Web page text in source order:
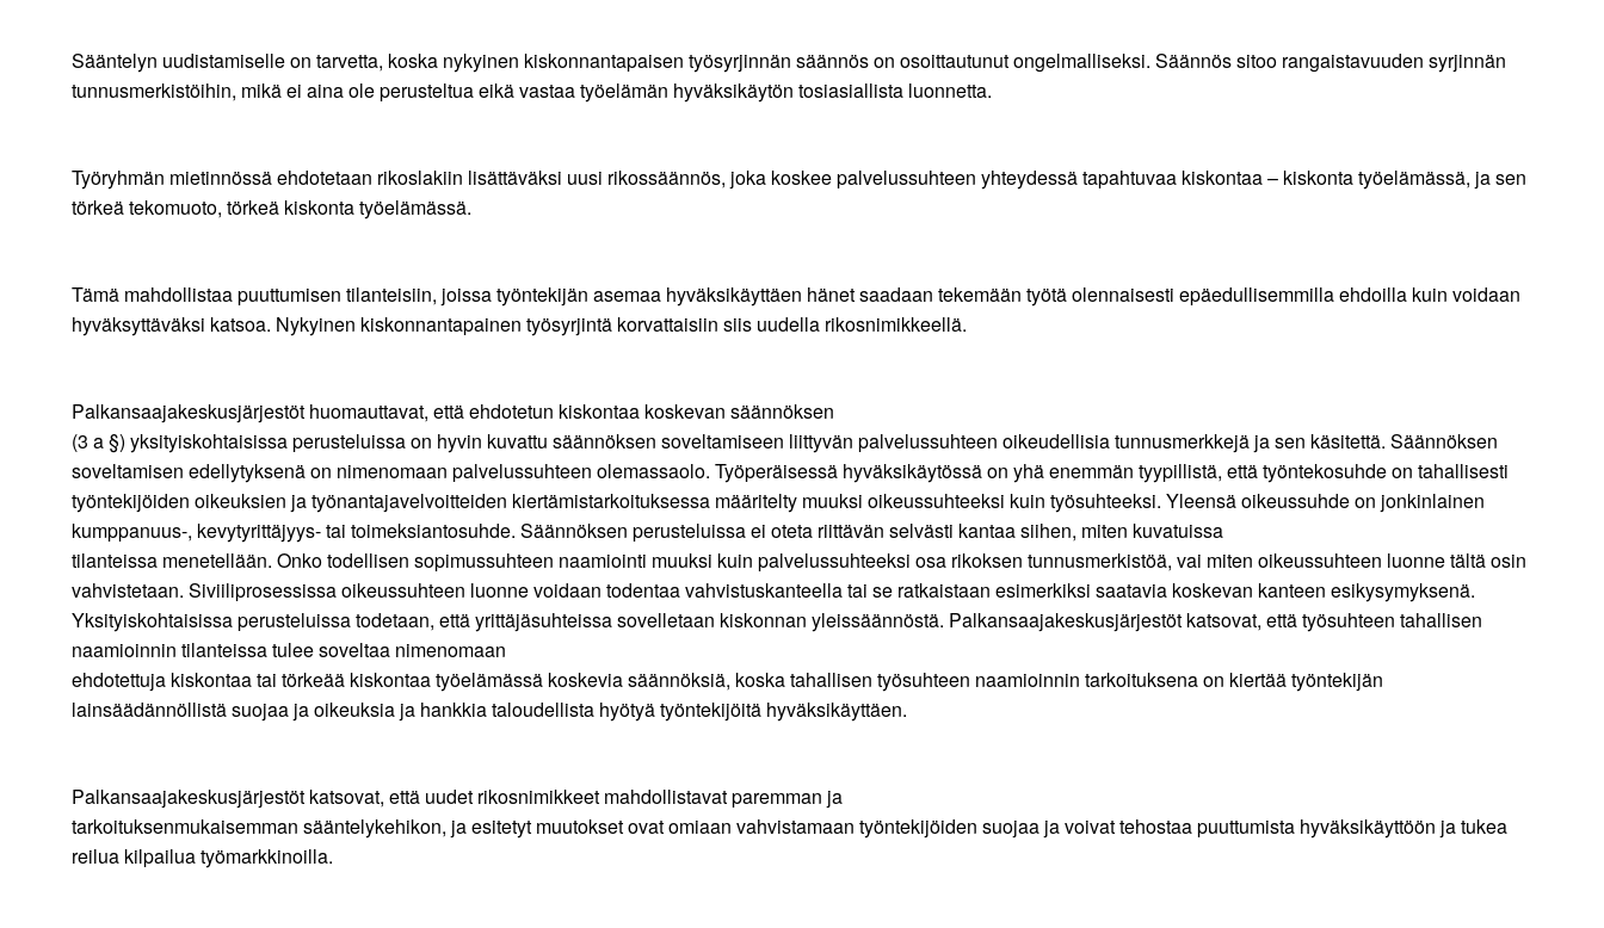
Sääntelyn uudistamiselle on tarvetta, koska nykyinen kiskonnantapaisen työsyrjinnän säännös on osoittautunut ongelmalliseksi. Säännös sitoo rangaistavuuden syrjinnän
tunnusmerkistöihin, mikä ei aina ole perusteltua eikä vastaa työelämän hyväksikäytön tosiasiallista luonnetta.
Työryhmän mietinnössä ehdotetaan rikoslakiin lisättäväksi uusi rikossäännös, joka koskee palvelussuhteen yhteydessä tapahtuvaa kiskontaa – kiskonta työelämässä, ja sen
törkeä tekomuoto, törkeä kiskonta työelämässä.
Tämä mahdollistaa puuttumisen tilanteisiin, joissa työntekijän asemaa hyväksikäyttäen hänet saadaan tekemään työtä olennaisesti epäedullisemmilla ehdoilla kuin voidaan
hyväksyttäväksi katsoa. Nykyinen kiskonnantapainen työsyrjintä korvattaisiin siis uudella rikosnimikkeellä.
Palkansaajakeskusjärjestöt huomauttavat, että ehdotetun kiskontaa koskevan säännöksen
(3 a §) yksityiskohtaisissa perusteluissa on hyvin kuvattu säännöksen soveltamiseen liittyvän palvelussuhteen oikeudellisia tunnusmerkkejä ja sen käsitettä. Säännöksen
soveltamisen edellytyksenä on nimenomaan palvelussuhteen olemassaolo. Työperäisessä hyväksikäytössä on yhä enemmän tyypillistä, että työntekosuhde on tahallisesti
työntekijöiden oikeuksien ja työnantajavelvoitteiden kiertämistarkoituksessa määritelty muuksi oikeussuhteeksi kuin työsuhteeksi. Yleensä oikeussuhde on jonkinlainen
kumppanuus-, kevytyrittäjyys- tai toimeksiantosuhde. Säännöksen perusteluissa ei oteta riittävän selvästi kantaa siihen, miten kuvatuissa
tilanteissa menetellään. Onko todellisen sopimussuhteen naamiointi muuksi kuin palvelussuhteeksi osa rikoksen tunnusmerkistöä, vai miten oikeussuhteen luonne tältä osin
vahvistetaan. Siviiliprosessissa oikeussuhteen luonne voidaan todentaa vahvistuskanteella tai se ratkaistaan esimerkiksi saatavia koskevan kanteen esikysymyksenä.
Yksityiskohtaisissa perusteluissa todetaan, että yrittäjäsuhteissa sovelletaan kiskonnan yleissäännöstä. Palkansaajakeskusjärjestöt katsovat, että työsuhteen tahallisen
naamioinnin tilanteissa tulee soveltaa nimenomaan
ehdotettuja kiskontaa tai törkeää kiskontaa työelämässä koskevia säännöksiä, koska tahallisen työsuhteen naamioinnin tarkoituksena on kiertää työntekijän
lainsäädännöllistä suojaa ja oikeuksia ja hankkia taloudellista hyötyä työntekijöitä hyväksikäyttäen.
Palkansaajakeskusjärjestöt katsovat, että uudet rikosnimikkeet mahdollistavat paremman ja
tarkoituksenmukaisemman sääntelykehikon, ja esitetyt muutokset ovat omiaan vahvistamaan työntekijöiden suojaa ja voivat tehostaa puuttumista hyväksikäyttöön ja tukea
reilua kilpailua työmarkkinoilla.